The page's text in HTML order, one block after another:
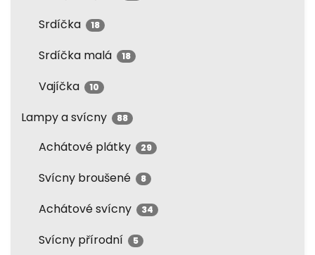
Srdíčka 18
Srdíčka malá 18
Vajíčka 10
Lampy a svícny 88
Achátové plátky 29
Svícny broušené 8
Achátové svícny 34
Svícny přírodní 5